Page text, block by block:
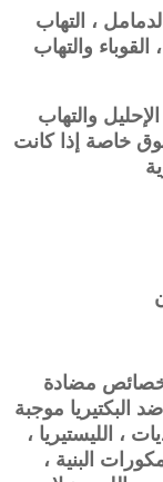
، التهاب
والتهاب
والتهاب
خاصة إذا كانت
خصائص مضادة
البكتيريا موجبة
، الليستيريا ،
البنية ،